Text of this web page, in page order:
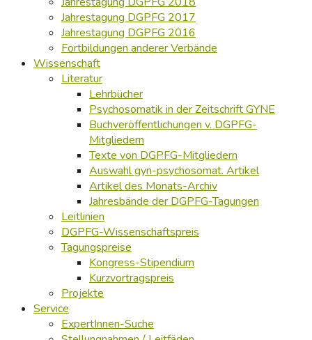
Jahrestagung DGPFG 2017
Jahrestagung DGPFG 2016
Fortbildungen anderer Verbände
Wissenschaft
Literatur
Lehrbücher
Psychosomatik in der Zeitschrift GYNE
Buchveröffentlichungen v. DGPFG-
Mitgliedern
Texte von DGPFG-Mitgliedern
Auswahl gyn-psychosomat. Artikel
Artikel des Monats-Archiv
Jahresbände der DGPFG-Tagungen
Leitlinien
DGPFG-Wissenschaftspreis
Tagungspreise
Kongress-Stipendium
Kurzvortragspreis
Projekte
Service
ExpertInnen-Suche